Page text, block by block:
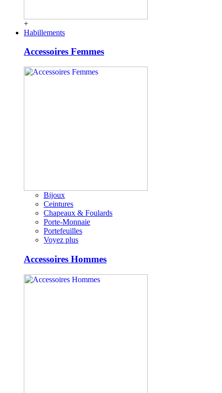
+
Habillements
Accessoires Femmes
Bijoux
Ceintures
Chapeaux & Foulards
Porte-Monnaie
Portefeuilles
Voyez plus
Accessoires Hommes